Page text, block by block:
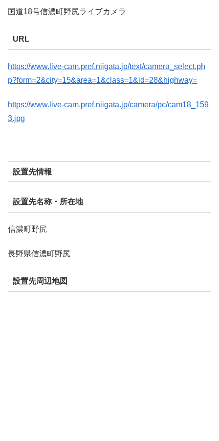
国道18号信濃町野尻ライブカメラ
URL
https://www.live-cam.pref.niigata.jp/text/camera_select.ph
p?form=2&city=15&area=1&class=1&id=28&highway=
https://www.live-cam.pref.niigata.jp/camera/pc/cam18_159
3.jpg
設置先情報
設置先名称・所在地
信濃町野尻
長野県信濃町野尻
設置先周辺地図